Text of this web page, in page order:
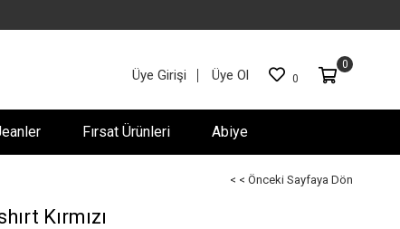
0
0
Üye Girişi Üye Ol
Fırsat Ürünleri Abiye
< < Önceki Sayfaya Dön
Kırmızı